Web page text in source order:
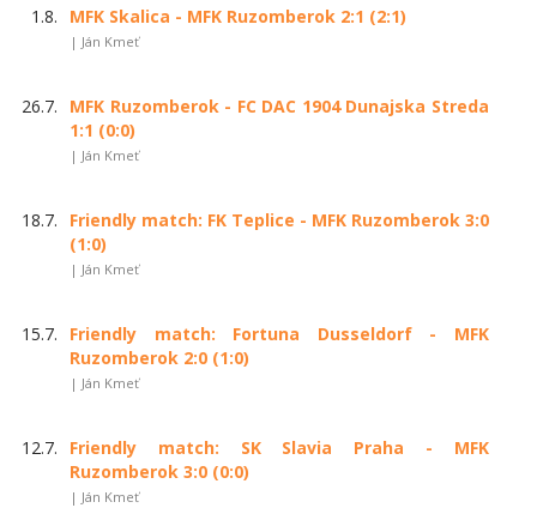
1.8. MFK Skalica - MFK Ruzomberok 2:1 (2:1)
| Ján Kmeť
26.7.
MFK Ruzomberok - FC DAC 1904 Dunajska Streda
1:1 (0:0)
| Ján Kmeť
18.7.
Friendly match: FK Teplice - MFK Ruzomberok 3:0
(1:0)
| Ján Kmeť
15.7.
Friendly match: Fortuna Dusseldorf - MFK
Ruzomberok 2:0 (1:0)
| Ján Kmeť
12.7.
Friendly match: SK Slavia Praha - MFK
Ruzomberok 3:0 (0:0)
| Ján Kmeť